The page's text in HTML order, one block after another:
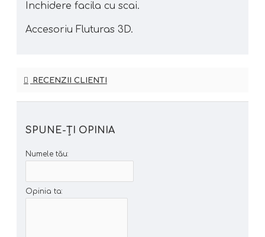
Inchidere facila cu scai.
Accesoriu Fluturas 3D.
RECENZII CLIENTI
SPUNE-ŢI OPINIA
Numele tău:
Opinia ta: